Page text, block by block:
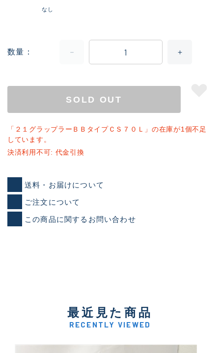
なし
数量
SOLD OUT
「２１グラップラーＢＢタイプＣＳ７０Ｌ」の在庫が1個不足
しています。
決済利用不可: 代金引換
送料・お届けについて
ご注文について
この商品に関するお問い合わせ
最近見た商品
RECENTLY VIEWED